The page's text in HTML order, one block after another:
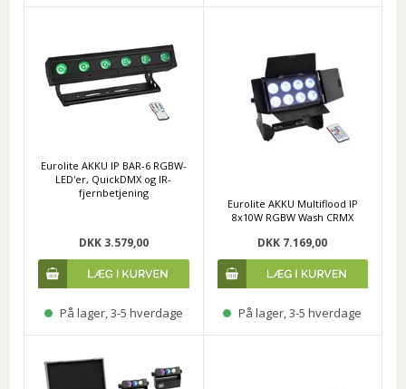
Eurolite AKKU IP BAR-6 RGBW-
LED'er, QuickDMX og IR-
fjernbetjening
DKK 3.579,00
På lager, 3-5 hverdage
Eurolite AKKU Multiflood IP
8x10W RGBW Wash CRMX
DKK 7.169,00
På lager, 3-5 hverdage